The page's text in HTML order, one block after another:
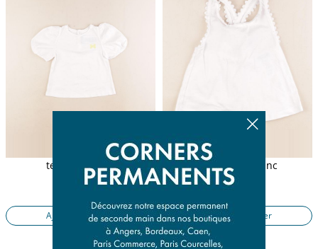
tee-shirt blanc
3 ans
Ajouter au panier
débardeur blanc
3 ans
Ajouter au panier